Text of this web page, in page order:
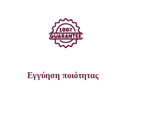
Εγγύηση ποιότητας